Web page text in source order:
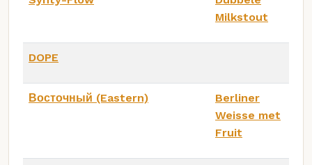
Milkstout
DOPE
Восточный (Eastern)
Berliner
Weisse met
Fruit